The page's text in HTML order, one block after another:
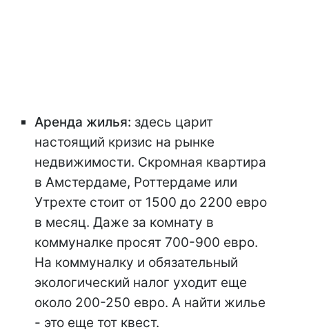
Аренда жилья: здесь царит
настоящий кризис на рынке
недвижимости. Скромная квартира
в Амстердаме, Роттердаме или
Утрехте стоит от 1500 до 2200 евро
в месяц. Даже за комнату в
коммуналке просят 700-900 евро.
На коммуналку и обязательный
экологический налог уходит еще
около 200-250 евро. А найти жилье
- это еще тот квест.